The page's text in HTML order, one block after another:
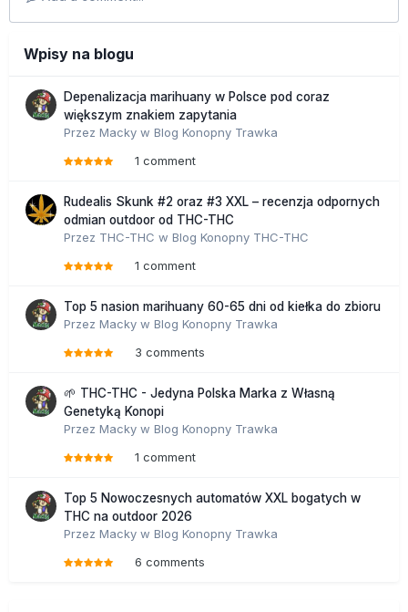
Wpisy na blogu
Depenalizacja marihuany w Polsce pod coraz
większym znakiem zapytania
Przez Macky w Blog Konopny Trawka
1 comment
Rudealis Skunk #2 oraz #3 XXL – recenzja odpornych
odmian outdoor od THC-THC
Przez THC-THC w Blog Konopny THC-THC
1 comment
Top 5 nasion marihuany 60-65 dni od kiełka do zbioru
Przez Macky w Blog Konopny Trawka
3 comments
🌱 THC-THC - Jedyna Polska Marka z Własną
Genetyką Konopi
Przez Macky w Blog Konopny Trawka
1 comment
Top 5 Nowoczesnych automatów XXL bogatych w
THC na outdoor 2026
Przez Macky w Blog Konopny Trawka
6 comments